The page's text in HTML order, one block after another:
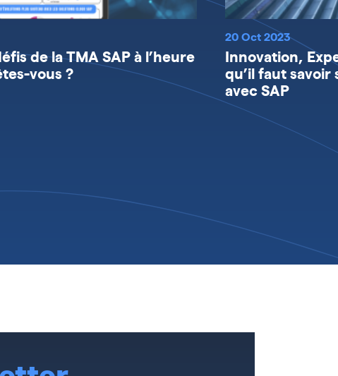
de la TMA SAP à l’heure
vous ?
20 Oct 2023
Innovation,
qu’il faut
avec SAP